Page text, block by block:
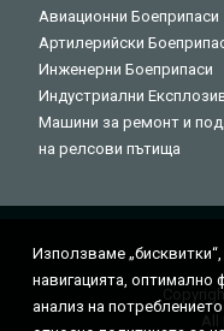
Авиационни Боеприпаси
Артилерийски
Инженерни Боеприпаси
Индустриални
Машини за ремонт и
на релсови пътища
All
Използваме
нaвигaциятa, оптимално
aнaлиз нa